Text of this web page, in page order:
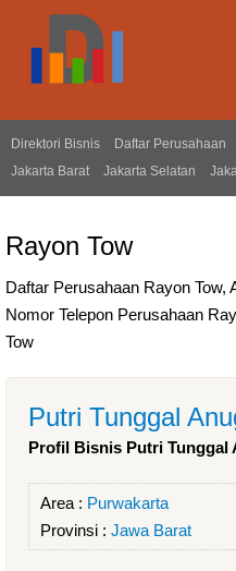
Direktori Bisnis Daftar Perusahaan
Jakarta Barat
Jakarta Selatan
Rayon Tow
Daftar Perusahaan Rayon Tow,
Nomor Telepon Perusahaan
Tow
Putri Tunggal
Profil Bisnis Putri Tunggal
Area : Purwakarta
Provinsi : Jawa Barat